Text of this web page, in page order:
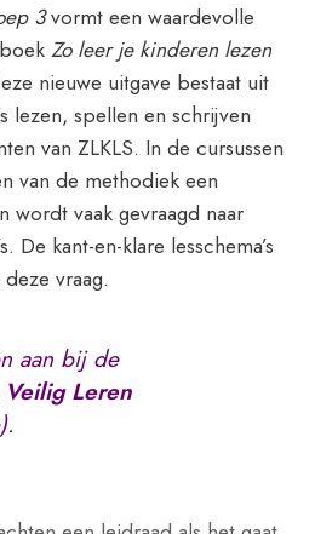
3vormt een waardevolle
Zo leer je kinderen lezen
nieuwe uitgave bestaat uit
lezen, spellen en schrijven
van ZLKLS. In de cursussen
van de methodiek een
wordt vaak gevraagd naar
De kant-en-klare lesschema’s
vraag.
aan bij de
Veilig Leren